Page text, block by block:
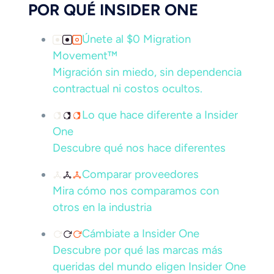
POR QUÉ INSIDER ONE
Únete al $0 Migration
Movement™
Migración sin miedo, sin dependencia
contractual ni costos ocultos.
Lo que hace diferente a Insider
One
Descubre qué nos hace diferentes
Comparar proveedores
Mira cómo nos comparamos con
otros en la industria
Cámbiate a Insider One
Descubre por qué las marcas más
queridas del mundo eligen Insider One